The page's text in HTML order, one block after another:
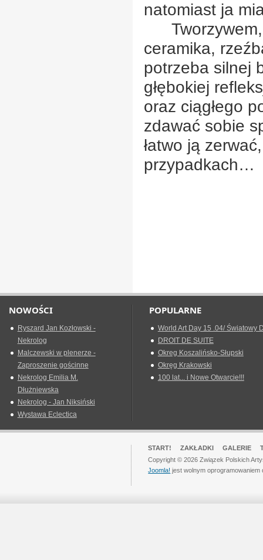
natomiast ja
ceramika,
potrzeba silnej
głębokiej
oraz ciągłego
zdawać sobie
łatwo ją
przypadkach…
NOWOŚCI
Ryszard Jan Kozłowski -
Nekrolog
Malczewski w plenerze -
Zaproszenie gościnne
Nekrolog Emilia M.
Dłużniewska
Nekrolog - Jan Niksiński
Wystawa Eclectica
POPULARNE
World Art Day 15 .04/ Światowy
DROIT DE SUITE
Okreg Koszalińsko-Słupski
Okręg Krakowski
100 lat... i Nowe Otwarcie!!!
START! ZAKŁADKI GALERIE
Copyright © 2026 Związek Polskich
Joomla! jest wolnym